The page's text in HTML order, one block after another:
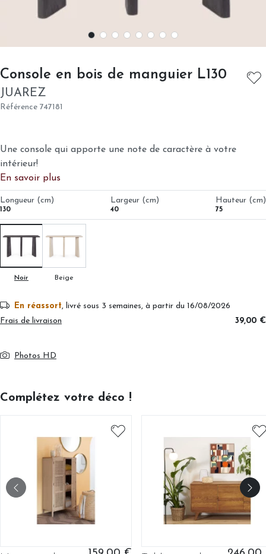
Console en bois de manguier L130 -
JUAREZ
Référence 747181
Une console qui apporte une note de caractère à votre
intérieur!
En savoir plus
Longueur (cm)
130
Largeur (cm)
40
Hauteur (cm)
75
Beige
Noir
En réassort, livré sous 3 semaines, à partir du 16/08/2026
Frais de livraison
39,00 €
Photos HD
Complétez votre déco !